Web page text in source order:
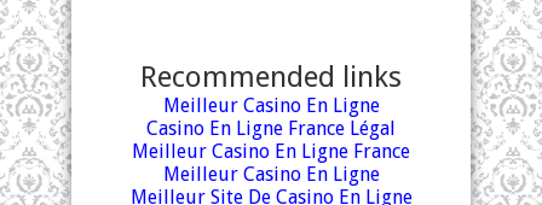
Recommended links
Meilleur Casino En Ligne
Casino En Ligne France Légal
Meilleur Casino En Ligne France
Meilleur Casino En Ligne
Meilleur Site De Casino En Ligne